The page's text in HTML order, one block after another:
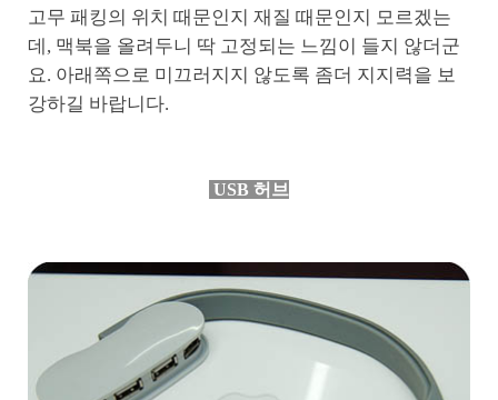
고무 패킹의 위치 때문인지 재질 때문인지 모르겠는
데, 맥북을 올려두니 딱 고정되는 느낌이 들지 않더군
요. 아래쪽으로 미끄러지지 않도록 좀더 지지력을 보
강하길 바랍니다.
USB 허브